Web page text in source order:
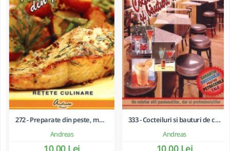
Andreas
272 - Preparate din peste, moluste si crustacee
10,00 Lei
Andreas
333 - Cocteiluri si bauturi de casa
10,00 Lei